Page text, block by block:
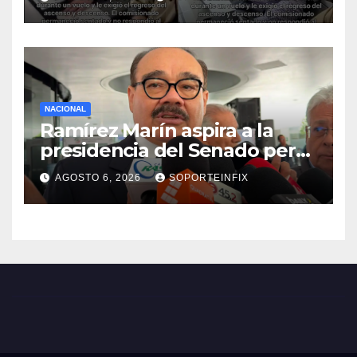
NACIONAL
Ramírez Marín aspira a la
presidencia del Senado pero
respeta decisión de Morena
AGOSTO 6, 2026 SOPORTEINFIX